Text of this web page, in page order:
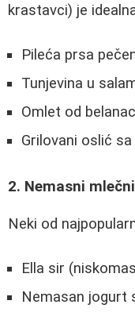
krastavci) je
Pileća prsa
Tunjevina u
Omlet od
Grilovani oslić
2. Nemasni
Neki od
Ella sir
Nemasan jogurt